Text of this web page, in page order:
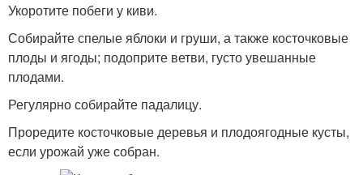
Укоротите побеги у киви.
Собирайте спелые яблоки и груши, а также косточковые
плоды и ягоды; подоприте ветви, густо увешанные
плодами.
Регулярно собирайте падалицу.
Проредите косточковые деревья и плодоягодные кусты,
если урожай уже собран.